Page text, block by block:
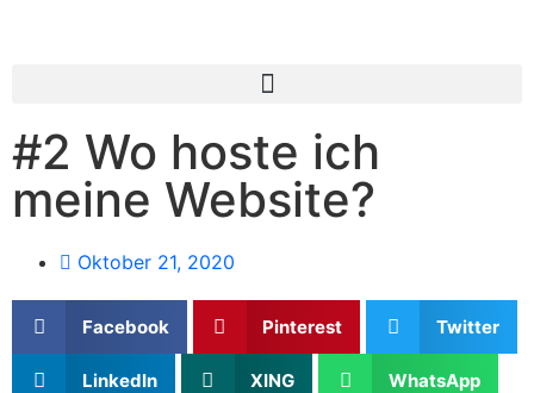
#2 Wo hoste ich
meine Website?
Oktober 21, 2020
Facebook Pinterest Twitter
LinkedIn XING WhatsApp